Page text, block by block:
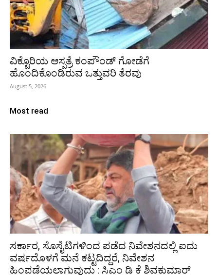
ವಿಕ್ಟೊರಿಯ ಆಸ್ಪತ್ರೆ ಕಂಪೌಂಡ್ ಗೋಡೆಗೆ
ಹೊಂದಿಕೊಂಡಿರುವ ಒತ್ತುವರಿ ತೆರವು
August 5, 2026
Most read
ಸರ್ಕಾರ, ಸೊಸೈಟಿಗಳಿಂದ ಪಡೆದ ನಿವೇಶನದಲ್ಲಿ ಐದು
ವರ್ಷದೊಳಗೆ ಮನೆ ಕಟ್ಟದಿದ್ದರೆ, ನಿವೇಶನ
ಹಿಂಪಡೆಯಲಾಗುವುದು : ಸಿಎಂ ಡಿ ಕೆ ಶಿವಕುಮಾರ್